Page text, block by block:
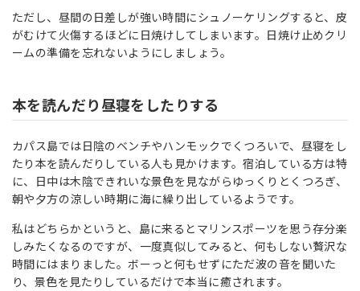
ただし、昼間の日差しが強い時間にシュノーケリングすると、皮
がむけて火傷するほどに日焼けしてしまいます。日焼け止めクリ
ームの準備を忘れないようにしましょう。
本を読んだり昼寝をしたりする
カパス島では日陰のベンチやハンモックでくつろいで、昼寝をし
たり本を読んだりしている人も見かけます。宿泊している方は特
に、日中は木陰できれいな景色を見ながらゆっくりとくつろぎ、
朝や夕方の涼しい時期に海に繰り出しているようです。
私はどちらかというと、島に来るとマリンスポーツを思う存分楽
しみたくなるのですが、一度真似してみると、何もしない贅沢な
時間にはまりました。ボーっと何もせずにただ波の音を聞いた
り、景色を見たりしているだけで本当に癒されます。